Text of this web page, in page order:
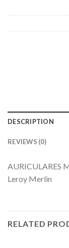
DESCRIPTION
REVIEWS (0)
AURICULARES
Leroy Merlin
RELATED